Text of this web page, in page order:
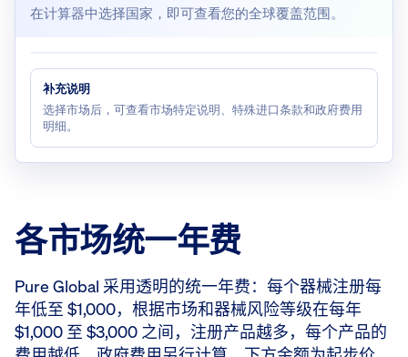
在计算器中选择国家，即可查看您的全球覆盖范围。
补充说明
选择市场后，可查看市场特定说明、特殊进口条款和政府费用
明细。
各市场统一年费
Pure Global 采用透明的统一年费：每个器械注册每
年低至 $1,000，根据市场和器械风险等级在每年
$1,000 至 $3,000 之间，注册产品越多，每个产品的